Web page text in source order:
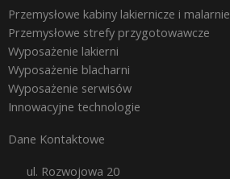
Przemysłowe kabiny lakiernicze i malarnie
Przemysłowe strefy przygotowawcze
Wyposażenie lakierni
Wyposażenie blacharni
Wyposażenie serwisów
Innowacyjne technologie
Dane Kontaktowe
ul. Rozwojowa 20